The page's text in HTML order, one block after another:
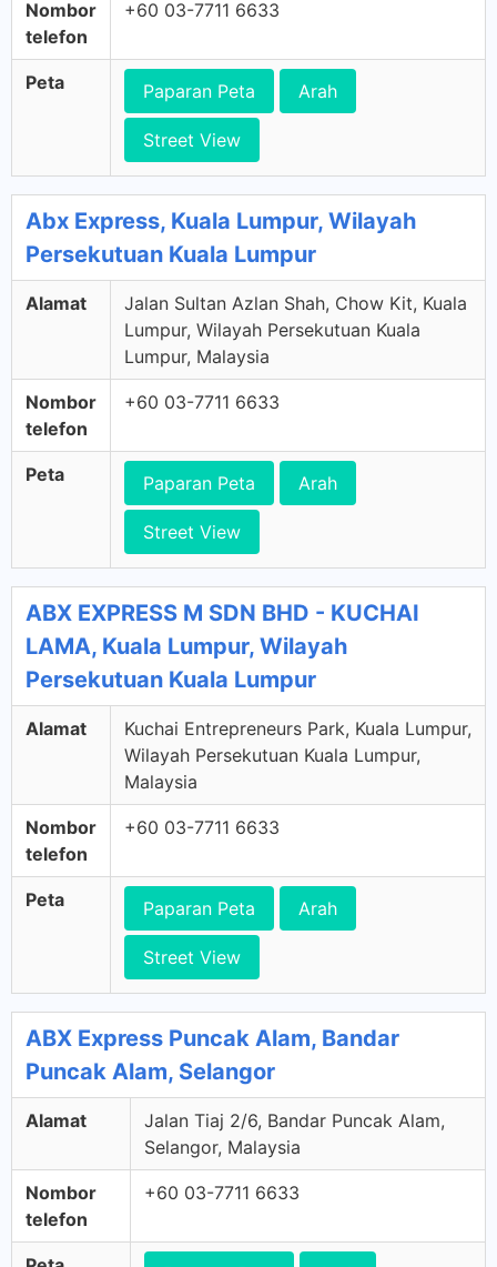
Nombor
telefon
+60 03-7711 6633
Peta Paparan Peta Arah
Street View
Abx Express, Kuala Lumpur, Wilayah
Persekutuan Kuala Lumpur
Alamat
Jalan Sultan Azlan Shah, Chow Kit, Kuala
Lumpur, Wilayah Persekutuan Kuala
Lumpur, Malaysia
Nombor
telefon
+60 03-7711 6633
Peta Paparan Peta Arah
Street View
ABX EXPRESS M SDN BHD - KUCHAI
LAMA, Kuala Lumpur, Wilayah
Persekutuan Kuala Lumpur
Alamat
Kuchai Entrepreneurs Park, Kuala Lumpur,
Wilayah Persekutuan Kuala Lumpur,
Malaysia
Nombor
telefon
+60 03-7711 6633
Peta Paparan Peta Arah
Street View
ABX Express Puncak Alam, Bandar
Puncak Alam, Selangor
Alamat
Jalan Tiaj 2/6, Bandar Puncak Alam,
Selangor, Malaysia
Nombor
telefon
+60 03-7711 6633